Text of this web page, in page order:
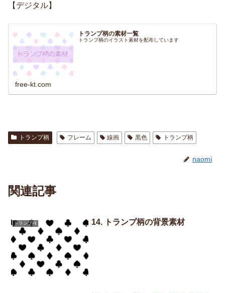
【デジタル】
トランプ柄の素材一覧
トランプ柄のイラスト素材を配布しています
free-kt.com
トランプ柄 フレーム 線画 黒色 トランプ柄
naomi
関連記事
トランプ柄 14. トランプ柄の背景素材